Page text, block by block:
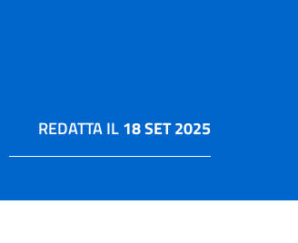
REDATTA IL18 SET 2025